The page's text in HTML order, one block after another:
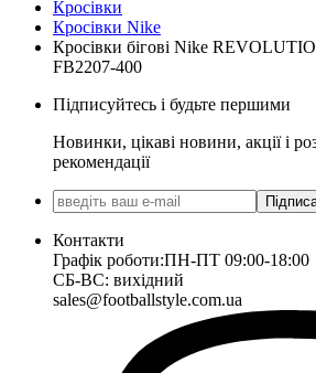
Кросівки
Кросівки Nike
Кросівки бігові Nike
FB2207-400
Підписуйтесь і будьте першими
Новинки, цікаві новини, акції і
рекомендації
Контакти
Графік роботи:ПН-ПТ 09:00-18:00
СБ-ВС: вихідний
sales@footballstyle.com.ua